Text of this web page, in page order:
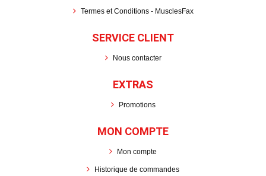
Termes et Conditions - MusclesFax
SERVICE CLIENT
Nous contacter
EXTRAS
Promotions
MON COMPTE
Mon compte
Historique de commandes